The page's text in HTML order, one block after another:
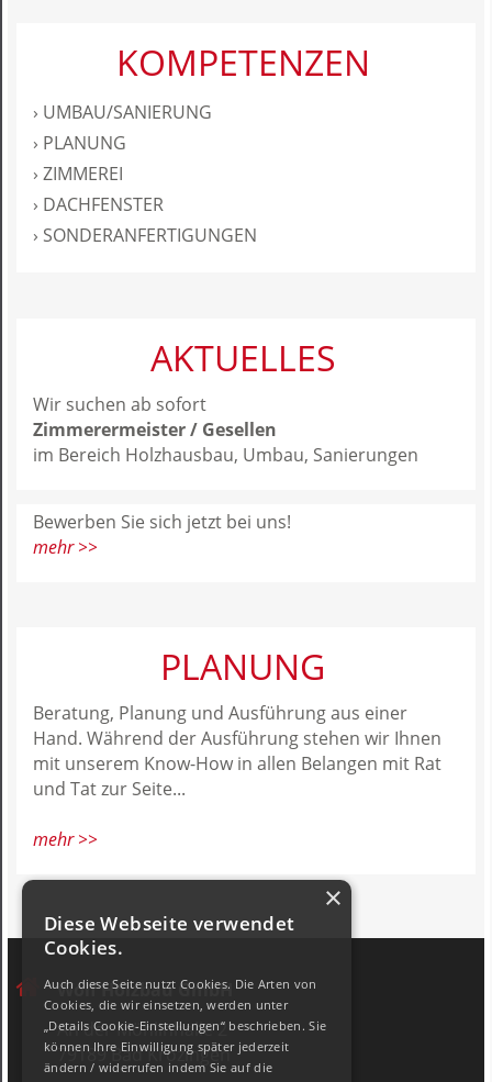
KOMPETENZEN
› UMBAU/SANIERUNG
› PLANUNG
› ZIMMEREI
› DACHFENSTER
› SONDERANFERTIGUNGEN
AKTUELLES
Wir suchen ab sofort
Zimmerermeister / Gesellen
im Bereich Holzhausbau, Umbau, Sanierungen
Bewerben Sie sich jetzt bei uns!
mehr >>
PLANUNG
Beratung, Planung und Ausführung aus einer
Hand. Während der Ausführung stehen wir Ihnen
mit unserem Know-How in allen Belangen mit Rat
und Tat zur Seite...
mehr >>
Wolf Holzbau GmbH
An der Möhlinhalle 2
79189 Bad Krozingen
×
Diese Webseite verwendet
Cookies.
Auch diese Seite nutzt Cookies. Die Arten von
Cookies, die wir einsetzen, werden unter
„Details Cookie-Einstellungen“ beschrieben. Sie
können Ihre Einwilligung später jederzeit
ändern / widerrufen indem Sie auf die